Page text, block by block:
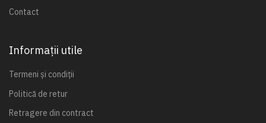
Contact
Informații utile
Termeni și condiții
Politică de retur
Retragere din contract